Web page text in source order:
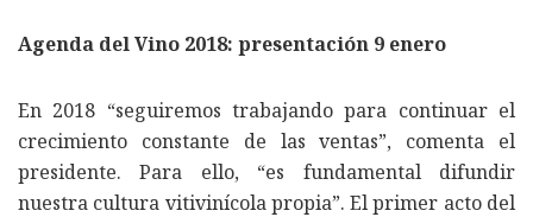
Agenda del Vino 2018: presentación 9 enero
En 2018 “seguiremos trabajando para continuar el
crecimiento constante de las ventas”, comenta el
presidente. Para ello, “es fundamental difundir
nuestra cultura vitivinícola propia”. El primer acto del